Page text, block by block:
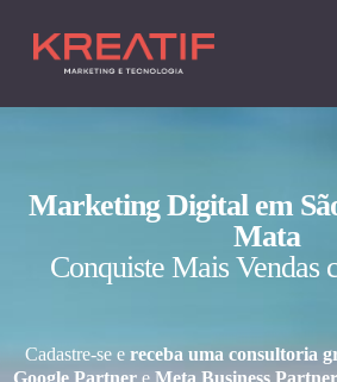
Marketing Digital em
Mata
Conquiste Mais Vendas
Cadastre-se e receba uma consultoria
Google Partner e Meta Business Partner